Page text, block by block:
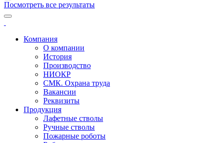
Посмотреть все результаты
Компания
О компании
История
Производство
НИОКР
СМК. Охрана труда
Вакансии
Реквизиты
Продукция
Лафетные стволы
Ручные стволы
Пожарные роботы